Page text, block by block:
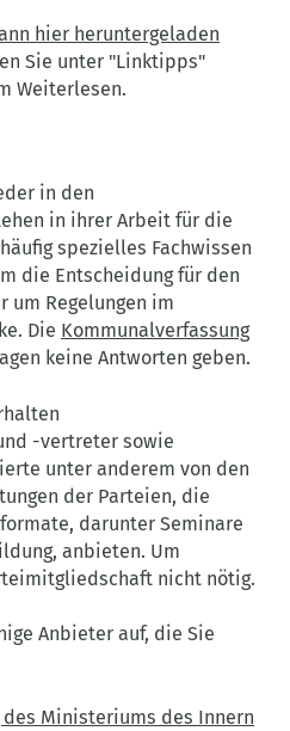
hier heruntergeladen
Sie unter "Linktipps"
Weiterlesen.
in den
in ihrer Arbeit für die
spezielles Fachwissen
die Entscheidung für den
um Regelungen im
Die Kommunalverfassung
keine Antworten geben.
-vertreter sowie
unter anderem von den
der Parteien, die
darunter Seminare
anbieten. Um
nicht nötig.
Anbieter auf, die Sie
Ministeriums des Innern